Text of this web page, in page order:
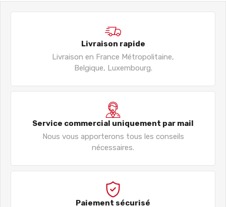
Livraison rapide
Livraison en France Métropolitaine,
Belgique, Luxembourg.
Service commercial uniquement par mail
Nous vous apporterons tous les conseils
nécessaires.
Paiement sécurisé